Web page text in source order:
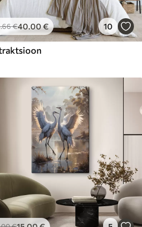
.66€40.00€ 10